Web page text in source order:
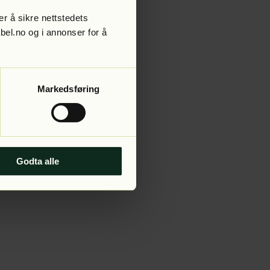
å sikre nettstedets
og i annonser for å
Markedsføring
Godta alle